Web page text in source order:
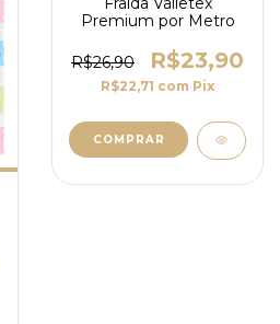
Premium por Metro
R$26,90 R$23,90
R$22,71 com Pix